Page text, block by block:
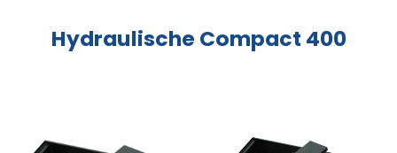
Hydraulische Compact 400